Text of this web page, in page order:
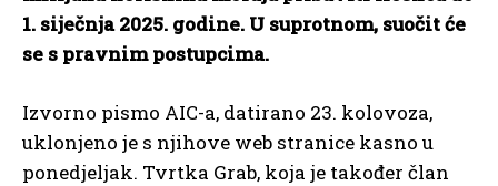
1. siječnja 2025. godine. U suprotnom, suočit će
se s pravnim postupcima.
Izvorno pismo AIC-a, datirano 23. kolovoza,
uklonjeno je s njihove web stranice kasno u
ponedjeljak. Tvrtka Grab, koja je također član